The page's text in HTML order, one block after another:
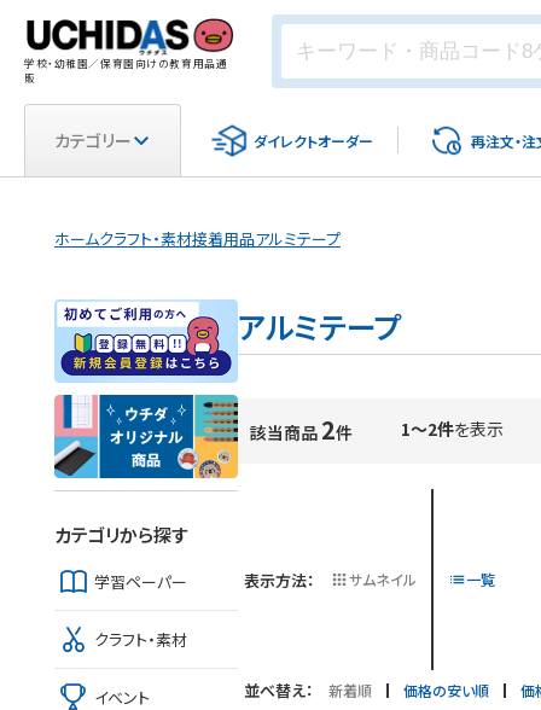
学校・幼稚園／保育園向けの教育用品通
販
カテゴリー ダイレクトオーダー 再注文・注
ホームクラフト・素材接着用品アルミテープ
アルミテープ
該当商品 2件 1～2件を表示
表示方法： サムネイル 一覧
並べ替え： 新着順 価格の安い順 価
カテゴリから探す
学習ペーパー
クラフト・素材
イベント